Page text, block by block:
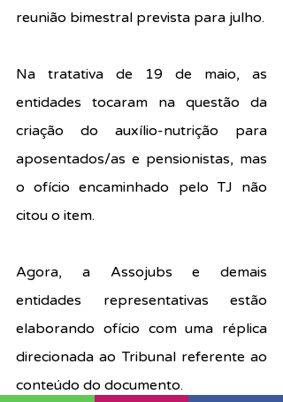
reunião bimestral prevista para julho.
Na tratativa de 19 de maio, as
entidades tocaram na questão da
criação do auxílio-nutrição para
aposentados/as e pensionistas, mas
o ofício encaminhado pelo TJ não
citou o item.
Agora, a Assojubs e demais
entidades representativas estão
elaborando ofício com uma réplica
direcionada ao Tribunal referente ao
conteúdo do documento.